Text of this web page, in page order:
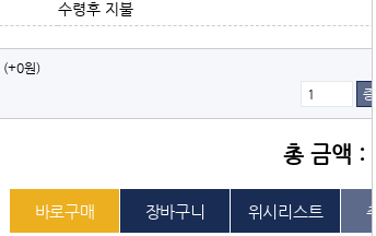
수령후 지불
(+0원)
증가
총 금액 :
위시리스트